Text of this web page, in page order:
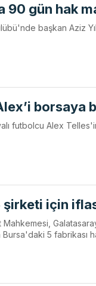
90 gün hak
başkan Aziz
borsaya
futbolcu Alex
şirketi için
5 fabrikası